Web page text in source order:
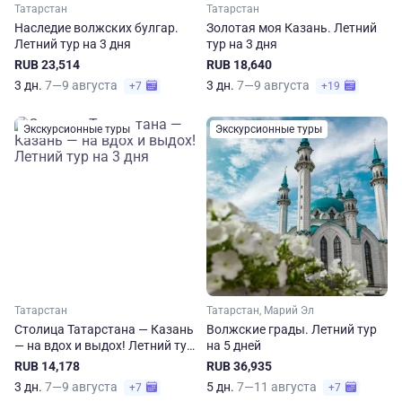
Татарстан
Наследие волжских булгар.
Летний тур на 3 дня
RUB 23,514
3 дн. 7—9 августа +7
Татарстан
Золотая моя Казань. Летний
тур на 3 дня
RUB 18,640
3 дн. 7—9 августа +19
Экскурсионные туры
Татарстан
Столица Татарстана — Казань
— на вдох и выдох! Летний тур
на 3 дня
RUB 14,178
3 дн. 7—9 августа +7
Экскурсионные туры
Татарстан, Марий Эл
Волжские грады. Летний тур
на 5 дней
RUB 36,935
5 дн. 7—11 августа +7